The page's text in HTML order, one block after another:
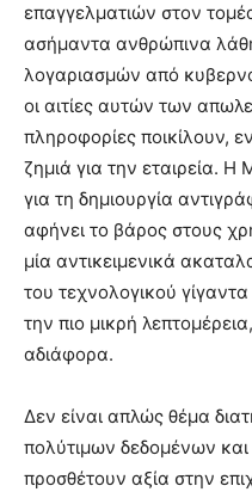
επαγγελματιών στον
ασήμαντα ανθρώπινα
λογαριασμών από
οι αιτίες αυτών των
πληροφορίες ποικίλουν,
ζημιά για την εταιρεία.
για τη δημιουργία
αφήνει το βάρος στους
μία αντικειμενικά
του τεχνολογικού
την πιο μικρή
αδιάφορα.
Δεν είναι απλώς θέμα
πολύτιμων δεδομένων
προσθέτουν αξία στην